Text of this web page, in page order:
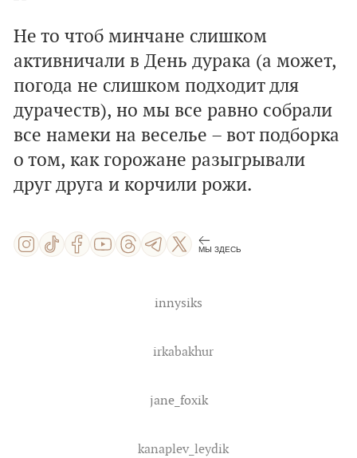
Не то чтоб минчане слишком
активничали в День дурака (а может,
погода не слишком подходит для
дурачеств), но мы все равно собрали
все намеки на веселье – вот подборка
о том, как горожане разыгрывали
друг друга и корчили рожи.
МЫ ЗДЕСЬ
innysiks
irkabakhur
jane_foxik
kanaplev_leydik